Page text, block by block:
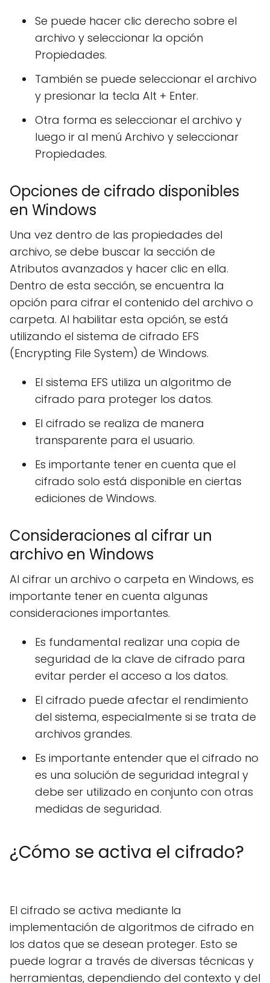
Se puede hacer clic derecho sobre el
archivo y seleccionar la opción
Propiedades.
También se puede seleccionar el archivo
y presionar la tecla Alt + Enter.
Otra forma es seleccionar el archivo y
luego ir al menú Archivo y seleccionar
Propiedades.
Opciones de cifrado disponibles
en Windows
Una vez dentro de las propiedades del
archivo, se debe buscar la sección de
Atributos avanzados y hacer clic en ella.
Dentro de esta sección, se encuentra la
opción para cifrar el contenido del archivo o
carpeta. Al habilitar esta opción, se está
utilizando el sistema de cifrado EFS
(Encrypting File System) de Windows.
El sistema EFS utiliza un algoritmo de
cifrado para proteger los datos.
El cifrado se realiza de manera
transparente para el usuario.
Es importante tener en cuenta que el
cifrado solo está disponible en ciertas
ediciones de Windows.
Consideraciones al cifrar un
archivo en Windows
Al cifrar un archivo o carpeta en Windows, es
importante tener en cuenta algunas
consideraciones importantes.
Es fundamental realizar una copia de
seguridad de la clave de cifrado para
evitar perder el acceso a los datos.
El cifrado puede afectar el rendimiento
del sistema, especialmente si se trata de
archivos grandes.
Es importante entender que el cifrado no
es una solución de seguridad integral y
debe ser utilizado en conjunto con otras
medidas de seguridad.
¿Cómo se activa el cifrado?
El cifrado se activa mediante la
implementación de algoritmos de cifrado en
los datos que se desean proteger. Esto se
puede lograr a través de diversas técnicas y
herramientas, dependiendo del contexto y del